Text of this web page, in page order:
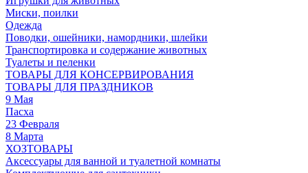
Миски, поилки
Одежда
Поводки, ошейники, намордники, шлейки
Транспортировка и содержание животных
Туалеты и пеленки
ТОВАРЫ ДЛЯ КОНСЕРВИРОВАНИЯ
ТОВАРЫ ДЛЯ ПРАЗДНИКОВ
9 Мая
Пасха
23 Февраля
8 Марта
ХОЗТОВАРЫ
Аксессуары для ванной и туалетной комнаты